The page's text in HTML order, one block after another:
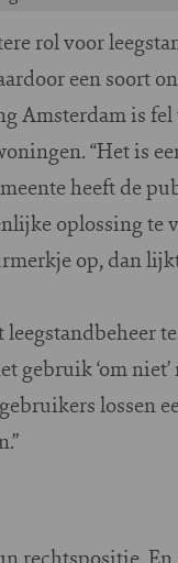
rol voor
een soort
Amsterdam is
“Het is
heeft de
oplossing te
op, dan
gebruik ‘om
lossen
rechtspositie.